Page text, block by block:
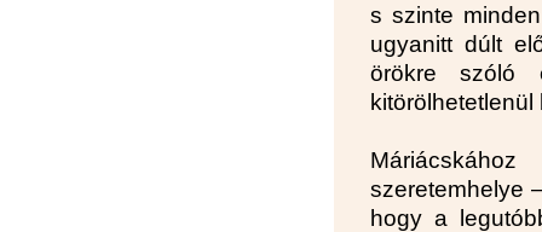
s szinte
ugyanitt dúlt
örökre szóló
szeretemhelye
hogy a